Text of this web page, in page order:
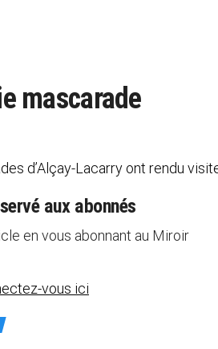
mascarade
d’Alçay-Lacarry ont rendu
aux abonnés
en vous abonnant au Miroir
vous ici